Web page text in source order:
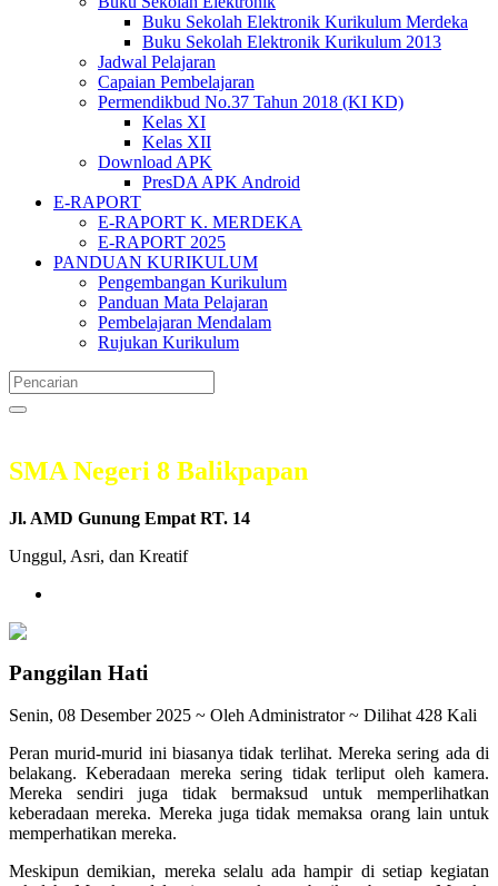
Buku Sekolah Elektronik Kurikulum Merdeka
Buku Sekolah Elektronik Kurikulum 2013
Jadwal Pelajaran
Capaian Pembelajaran
Permendikbud No.37 Tahun 2018 (KI KD)
Kelas XI
Kelas XII
Download APK
PresDA APK Android
E-RAPORT
E-RAPORT K. MERDEKA
E-RAPORT 2025
PANDUAN KURIKULUM
Pengembangan Kurikulum
Panduan Mata Pelajaran
Pembelajaran Mendalam
Rujukan Kurikulum
SMA Negeri 8 Balikpapan
Jl. AMD Gunung Empat RT. 14
Unggul, Asri, dan Kreatif
Panggilan Hati
Senin, 08 Desember 2025 ~ Oleh Administrator ~ Dilihat 428 Kali
Peran murid-murid ini biasanya tidak terlihat. Mereka sering ada di
belakang. Keberadaan mereka sering tidak terliput oleh kamera.
Mereka sendiri juga tidak bermaksud untuk memperlihatkan
keberadaan mereka. Mereka juga tidak memaksa orang lain untuk
memperhatikan mereka.
Meskipun demikian, mereka selalu ada hampir di setiap kegiatan